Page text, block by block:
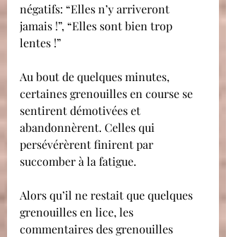
négatifs: “Elles n’y arriveront
jamais !”, “Elles sont bien trop
lentes !”
Au bout de quelques minutes,
certaines grenouilles en course se
sentirent démotivées et
abandonnèrent. Celles qui
persévérèrent finirent par
succomber à la fatigue.
Alors qu’il ne restait que quelques
grenouilles en lice, les
commentaires des grenouilles